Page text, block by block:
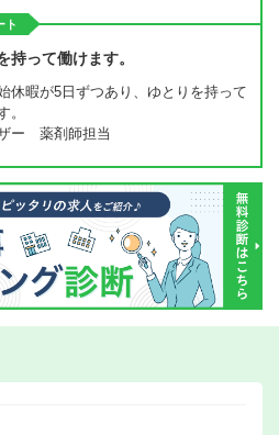
ト
持って働けます。
休暇が5日ずつあり、ゆとりを持って
。
ー 薬剤師担当